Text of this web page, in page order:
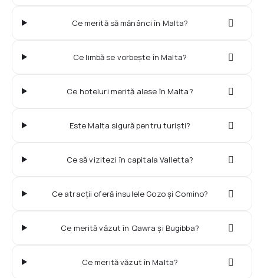
Ce merită să mănânci în Malta?
Ce limbă se vorbește în Malta?
Ce hoteluri merită alese în Malta?
Este Malta sigură pentru turiști?
Ce să vizitezi în capitala Valletta?
Ce atracții oferă insulele Gozo și Comino?
Ce merită văzut în Qawra și Bugibba?
Ce merită văzut în Malta?